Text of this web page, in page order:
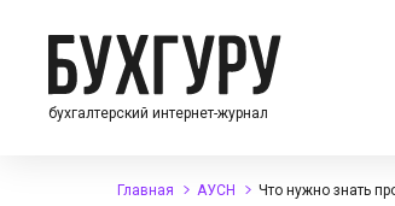
бухгалтерский интернет-журнал
Главная АУСН Что нужно знать